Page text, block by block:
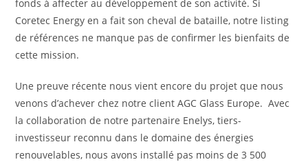
fonds à affecter au développement de son activité. Si
Coretec Energy en a fait son cheval de bataille, notre listing
de références ne manque pas de confirmer les bienfaits de
cette mission.
Une preuve récente nous vient encore du projet que nous
venons d’achever chez notre client AGC Glass Europe. Avec
la collaboration de notre partenaire Enelys, tiers-
investisseur reconnu dans le domaine des énergies
renouvelables, nous avons installé pas moins de 3 500